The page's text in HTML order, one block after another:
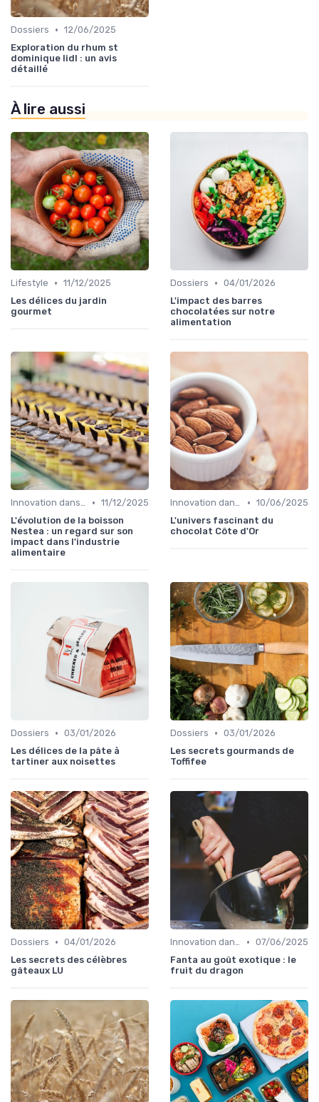
Dossiers • 12/06/2025
Exploration du rhum st
dominique lidl : un avis
détaillé
À lire aussi
Lifestyle • 11/12/2025
Les délices du jardin
gourmet
Dossiers • 04/01/2026
L'impact des barres
chocolatées sur notre
alimentation
Innovation dans la food • 11/12/2025
L'évolution de la boisson
Nestea : un regard sur son
impact dans l'industrie
alimentaire
Innovation dans la food • 10/06/2025
L'univers fascinant du
chocolat Côte d'Or
Dossiers • 03/01/2026
Les délices de la pâte à
tartiner aux noisettes
Dossiers • 03/01/2026
Les secrets gourmands de
Toffifee
Dossiers • 04/01/2026
Les secrets des célèbres
gâteaux LU
Innovation dans la food • 07/06/2025
Fanta au goût exotique : le
fruit du dragon